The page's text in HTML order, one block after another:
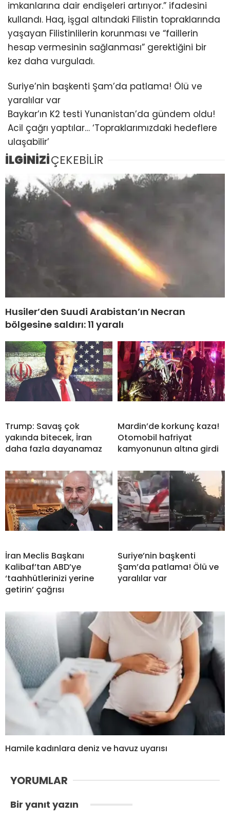
imkanlarına dair endişeleri artırıyor.” ifadesini
kullandı. Haq, işgal altındaki Filistin topraklarında
yaşayan Filistinlilerin korunması ve “faillerin
hesap vermesinin sağlanması” gerektiğini bir
kez daha vurguladı.
Suriye’nin başkenti Şam’da patlama! Ölü ve
yaralılar var
Baykar’ın K2 testi Yunanistan’da gündem oldu!
Acil çağrı yaptılar… ‘Topraklarımızdaki hedeflere
ulaşabilir’
İLGİNİZİÇEKEBİLİR
Husiler’den Suudi Arabistan’ın Necran
bölgesine saldırı: 11 yaralı
Trump: Savaş çok
yakında bitecek, İran
daha fazla dayanamaz
Mardin’de korkunç kaza!
Otomobil hafriyat
kamyonunun altına girdi
İran Meclis Başkanı
Kalibaf’tan ABD’ye
‘taahhütlerinizi yerine
getirin’ çağrısı
Suriye’nin başkenti
Şam’da patlama! Ölü ve
yaralılar var
Hamile kadınlara deniz ve havuz uyarısı
YORUMLAR
Bir yanıt yazın